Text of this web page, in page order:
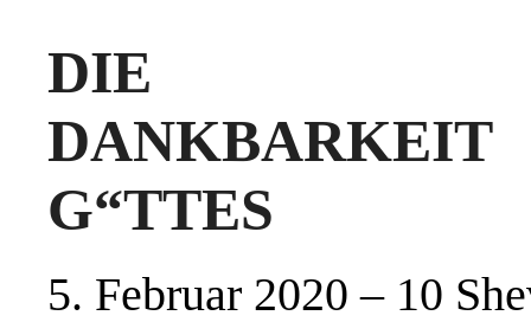
DIE
G“TTES
5. Februar 2020 – 10